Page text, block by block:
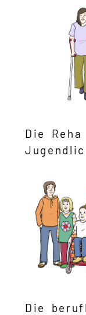
Die
Die